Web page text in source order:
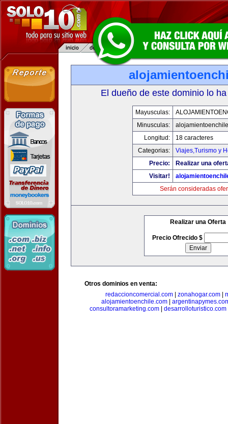
El dueño de este dominio lo
Mayusculas:
Minusculas:
Longitud:
18 caracteres
Categorias:
Viajes,Turismo y
Precio:
Realizar una
Visitar!
Serán consideradas
Realizar una Oferta
Precio Ofrecido $
Otros dominios en venta:
redaccioncomercial.com
zonahogar.com
alojamientoenchile.com
consultoramarketing.com
desarrolloturistico.com